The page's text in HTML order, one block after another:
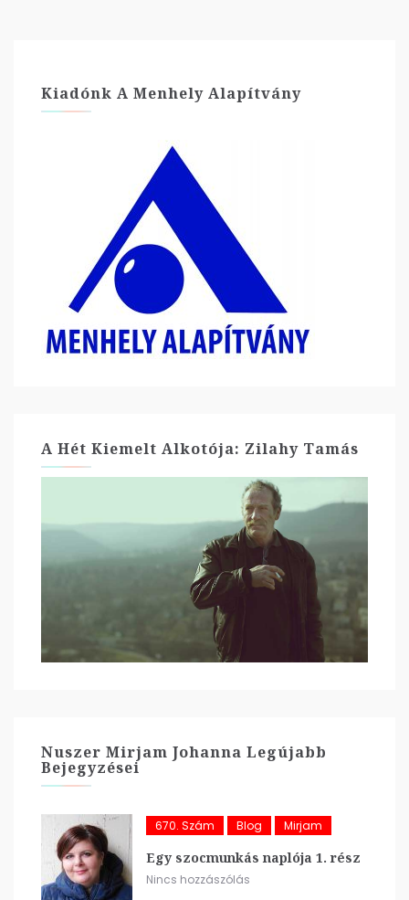
Kiadónk A Menhely Alapítvány
A Hét Kiemelt Alkotója: Zilahy Tamás
Nuszer Mirjam Johanna Legújabb
Bejegyzései
670. Szám Blog Mirjam
Egy szocmunkás naplója 1. rész
Nincs hozzászólás